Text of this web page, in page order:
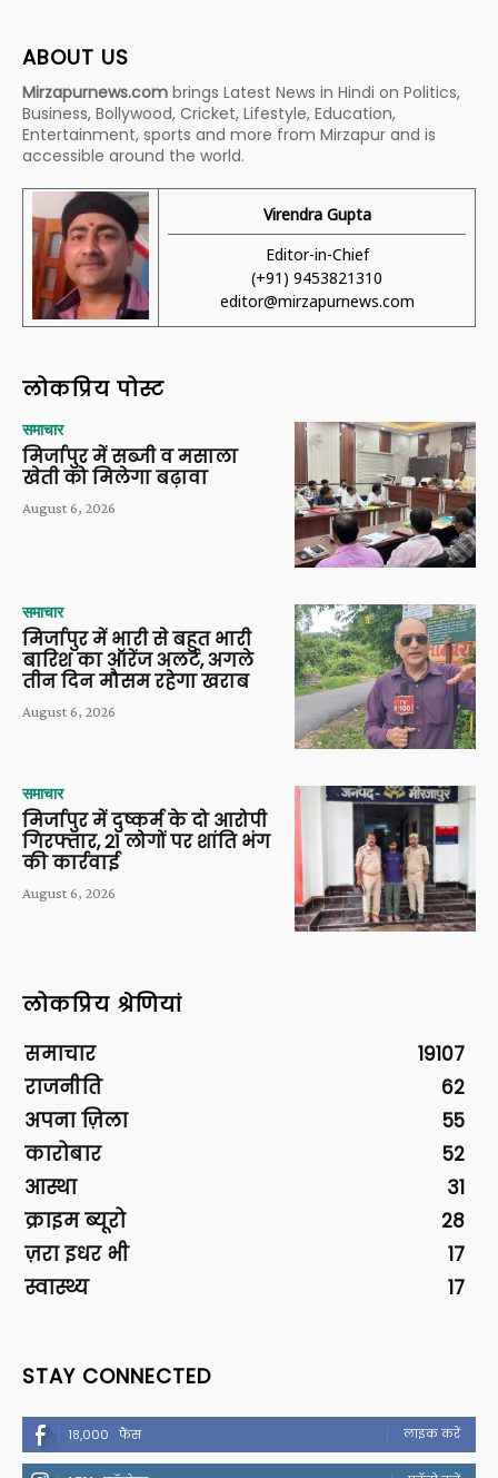
ABOUT US
Mirzapurnews.com brings Latest News in Hindi on Politics,
Business, Bollywood, Cricket, Lifestyle, Education,
Entertainment, sports and more from Mirzapur and is
accessible around the world.
Virendra Gupta
Editor-in-Chief
(+91) 9453821310
editor@mirzapurnews.com
लोकप्रिय पोस्ट
समाचार
मिर्जापुर में सब्जी व मसाला
खेती को मिलेगा बढ़ावा
August 6, 2026
समाचार
मिर्जापुर में भारी से बहुत भारी
बारिश का ऑरेंज अलर्ट, अगले
तीन दिन मौसम रहेगा खराब
August 6, 2026
समाचार
मिर्जापुर में दुष्कर्म के दो आरोपी
गिरफ्तार, 21 लोगों पर शांति भंग
की कार्रवाई
August 6, 2026
लोकप्रिय श्रेणियां
समाचार
19107
राजनीति
62
अपना ज़िला
55
कारोबार
52
आस्था
31
क्राइम ब्यूरो
28
ज़रा इधर भी
17
स्वास्थ्य
17
STAY CONNECTED
18,000 फैंस लाइक करें